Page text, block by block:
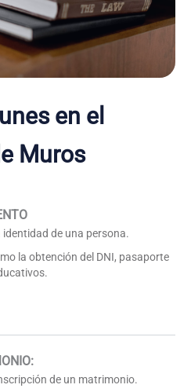
en el
Muros
de una persona.
la obtención del DNI, pasaporte
de un matrimonio.